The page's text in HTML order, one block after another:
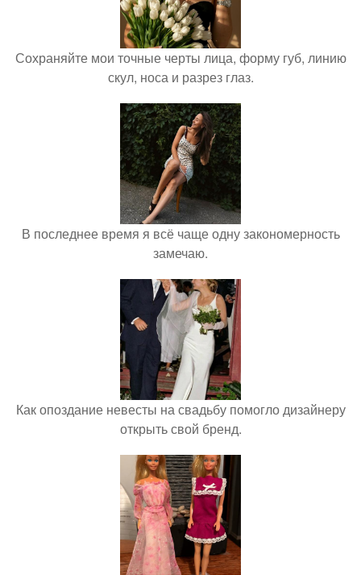
Сохраняйте мои точные черты лица, форму губ, линию
скул, носа и разрез глаз.
В последнее время я всё чаще одну закономерность
замечаю.
Как опоздание невесты на свадьбу помогло дизайнеру
открыть свой бренд.